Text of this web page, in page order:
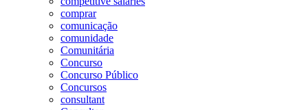
comprar
comunicação
comunidade
Comunitária
Concurso
Concurso Público
Concursos
consultant